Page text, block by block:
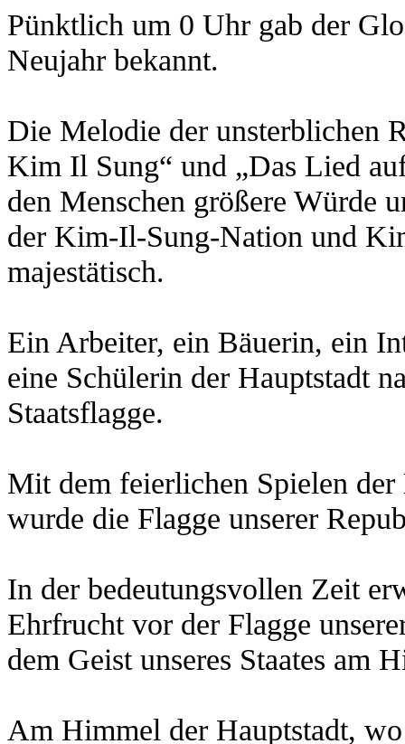
Pünktlich um 0 Uhr gab der
Neujahr bekannt.
Die Melodie der unsterblichen
Kim Il Sung“ und „Das Lied
den Menschen größere Würde
der Kim-Il-Sung-Nation und
majestätisch.
Ein Arbeiter, ein Bäuerin, ein
eine Schülerin der Hauptstadt
Staatsflagge.
Mit dem feierlichen Spielen
wurde die Flagge unserer
In der bedeutungsvollen Zeit
Ehrfrucht vor der Flagge
dem Geist unseres Staates am
Am Himmel der Hauptstadt,